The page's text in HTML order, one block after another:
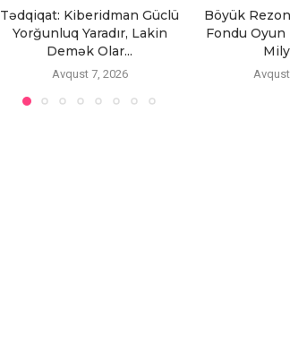
Tədqiqat: Kiberidman Güclü
Yorğunluq Yaradır, Lakin
Demək Olar...
Avqust 7, 2026
Böyük
Fondu